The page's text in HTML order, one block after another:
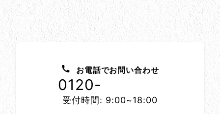
お電話でお問い合わせ
0120-
受付時間: 9:00~18:00